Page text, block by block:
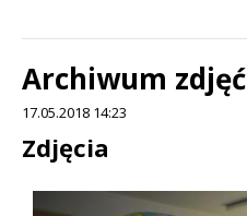
Archiwum zdjęć
17.05.2018 14:23
Treść
Zdjęcia